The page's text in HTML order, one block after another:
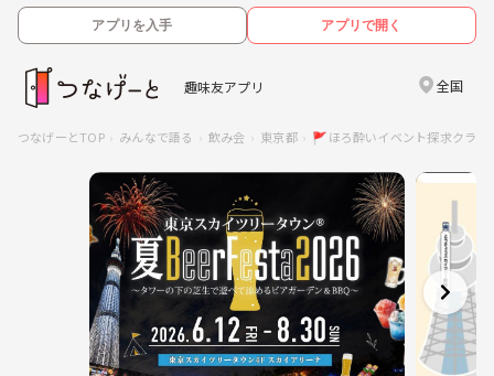
アプリを入手 アプリで開く
趣味友アプリ 全国
つなげーとTOP みんなで語る 飲み会 東京都 🚩ほろ酔いイベント探求クラ